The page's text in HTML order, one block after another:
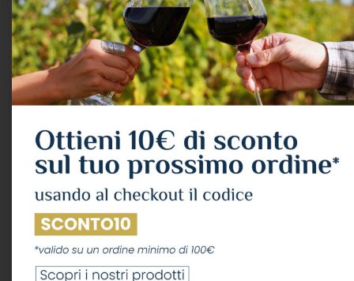
Maison
Dartigalongue
Maison Regnard
Marchesi Antinori
Marchesi
Marqués de
Murrieta
Marzadro Distilleria
Masseria Altemura Masseria Li Veli